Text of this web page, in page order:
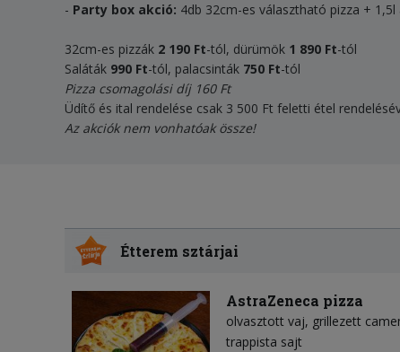
- Party box akció: 4db 32cm-es választható pizza +
32cm-es pizzák 2 190 Ft-tól, dürümök 1 890 Ft-tól
Saláták 990 Ft-tól, palacsinták 750 Ft-tól
Pizza csomagolási díj 160 Ft
Üdítő és ital rendelése csak 3 500 Ft feletti étel
Az akciók nem vonhatóak össze!
Étterem sztárjai
AstraZeneca pizza
olvasztott vaj grillezett
trappista sajt